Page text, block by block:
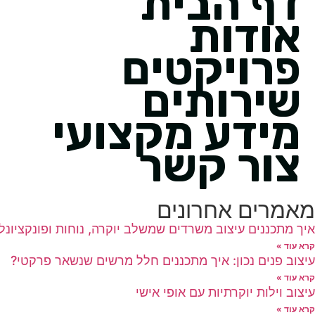
אודות
פרויקטים
שירותים
מידע מקצועי
צור קשר
מאמרים אחרונים
איך מתכננים עיצוב משרדים שמשלב יוקרה, נוחות
קרא עוד »
עיצוב פנים נכון: איך מתכננים חלל מרשים שנשאר פרקטי?
קרא עוד »
עיצוב וילות יוקרתיות עם אופי אישי
קרא עוד »